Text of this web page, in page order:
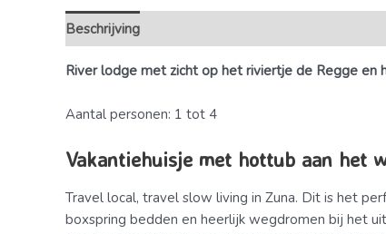
Beschrijving
River lodge met zicht op het riviertje de Regge en
Aantal personen: 1 tot 4
Vakantiehuisje met hottub aan het
Travel local, travel slow living in Zuna. Dit is het
boxspring bedden en heerlijk wegdromen bij het